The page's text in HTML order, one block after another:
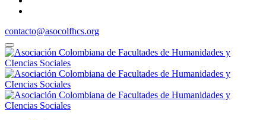
contacto@asocolfhcs.org